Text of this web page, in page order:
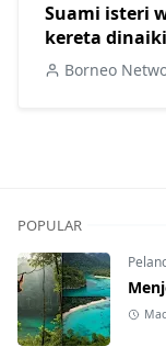
Suami isteri
kereta
batu di Jalan
Borneo
POPULAR